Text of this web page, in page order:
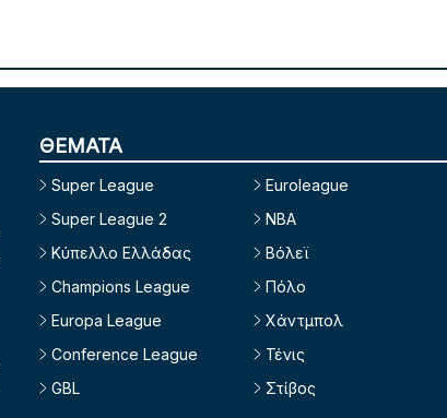
ΘΕΜΑΤΑ
Super League
Super League 2
Κύπελλο Ελλάδας
Champions League
Europa League
Conference League
GBL
Euroleague
NBA
Βόλεϊ
Πόλο
Χάντμπολ
Τένις
Στίβος